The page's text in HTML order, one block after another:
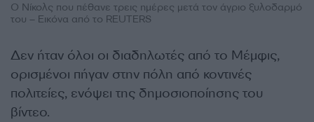
Ο Νίκολς που πέθανε τρεις ημέρες μετά τον άγριο ξυλοδαρμό
του – Εικόνα από το REUTERS
Δεν ήταν όλοι οι διαδηλωτές από το Μέμφις,
ορισμένοι πήγαν στην πόλη από κοντινές
πολιτείες, ενόψει της δημοσιοποίησης του
βίντεο.